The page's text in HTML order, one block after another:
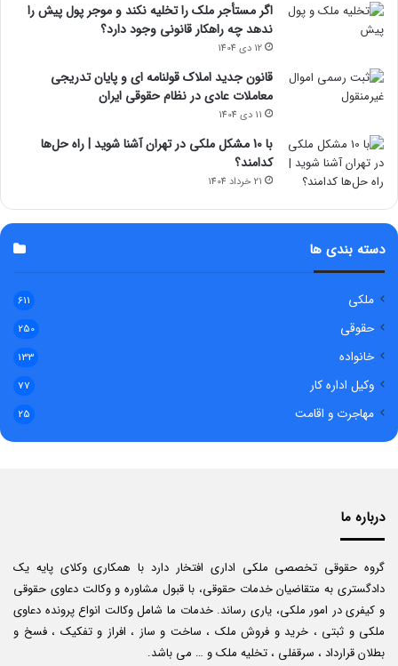
اگر مستأجر ملک را تخلیه نکند و موجر پول پیش را
ندهد چه راهکار قانونی وجود دارد؟
12 دی 1404
قانون جدید املاک قولنامه ای و پایان تدریجی
معاملات عادی در نظام حقوقی ایران
11 دی 1404
با 10 مشکل ملکی در تهران آشنا شوید | راه حل‌ها
کدامند؟
21 خرداد 1404
دسته بندی ها
ملکی 611
حقوقی 250
خانواده 133
وکیل اداره کار 77
مهاجرت و اقامت 25
درباره ما
گروه حقوقی تخصصی ملکی اداری افتخار دارد با همکاری وکلای پایه یک
دادگستری به متقاضیان خدمات حقوقی، با قبول مشاوره و وکالت دعاوی حقوقی
و کیفری در امور ملکی، یاری رساند. خدمات ما شامل وکالت انواع پرونده دعاوی
ملکی و ثبتی ، خرید و فروش ملک ، ساخت و ساز ، افراز و تفکیک ، فسخ و
بطلان قرارداد ، سرقفلی ، تخلیه ملک و … می باشد.